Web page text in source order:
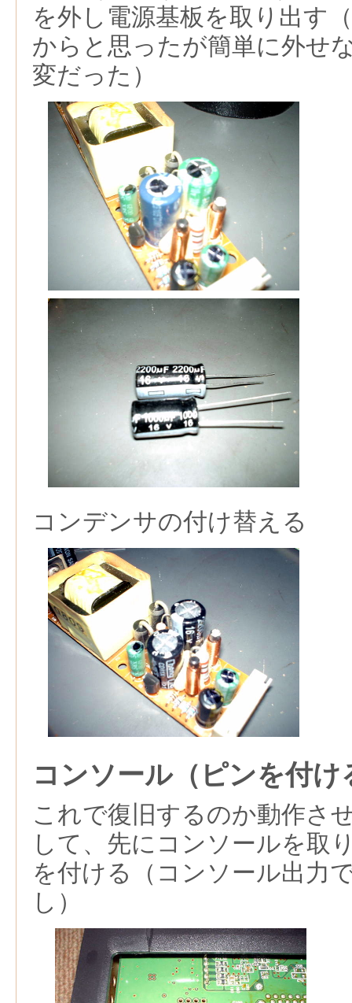
を外し電源基板を取り出す
からと思ったが簡単に外せ
変だった）
コンデンサの付け替える
コンソール（ピンを付け
これで復旧するのか動作さ
して、先にコンソールを取
を付ける（コンソール出力
し）